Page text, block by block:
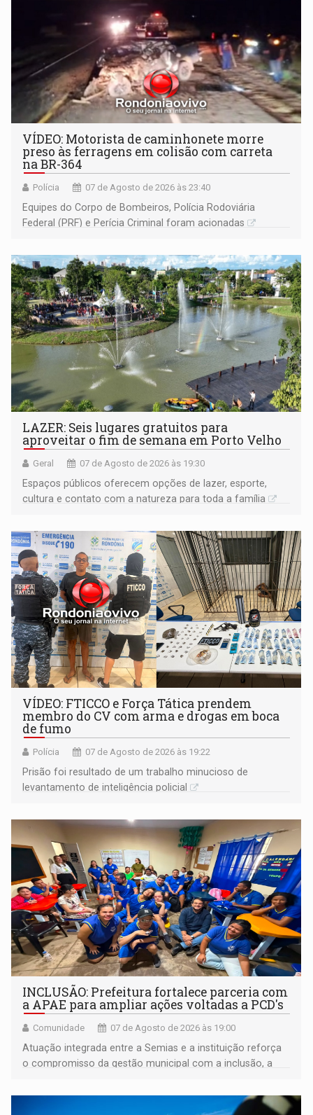
VÍDEO: Motorista de caminhonete morre
preso às ferragens em colisão com carreta
na BR-364
Polícia 07 de Agosto de 2026 às 23:40
Equipes do Corpo de Bombeiros, Polícia Rodoviária
Federal (PRF) e Perícia Criminal foram acionadas
LAZER: Seis lugares gratuitos para
aproveitar o fim de semana em Porto Velho
Geral 07 de Agosto de 2026 às 19:30
Espaços públicos oferecem opções de lazer, esporte,
cultura e contato com a natureza para toda a família
VÍDEO: FTICCO e Força Tática prendem
membro do CV com arma e drogas em boca
de fumo
Polícia 07 de Agosto de 2026 às 19:22
Prisão foi resultado de um trabalho minucioso de
levantamento de inteligência policial
INCLUSÃO: Prefeitura fortalece parceria com
a APAE para ampliar ações voltadas a PCD's
Comunidade 07 de Agosto de 2026 às 19:00
Atuação integrada entre a Semias e a instituição reforça
o compromisso da gestão municipal com a inclusão, a